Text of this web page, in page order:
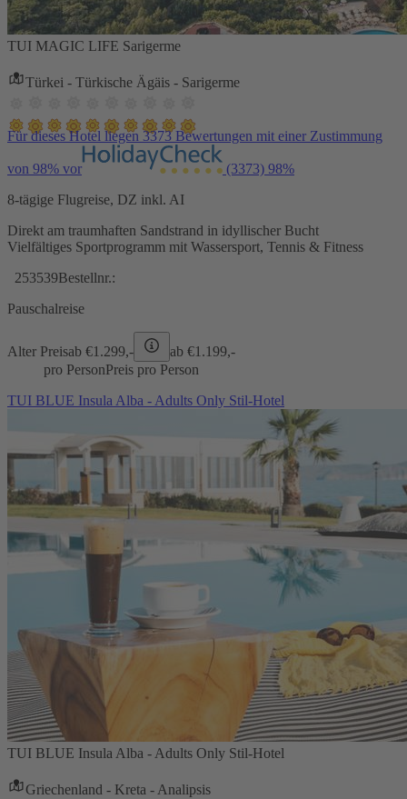
TUI MAGIC LIFE Sarigerme
Türkei - Türkische Ägäis - Sarigerme
Für dieses Hotel liegen 3373 Bewertungen mit einer Zustimmung
von 98% vor (3373) 98%
8-tägige Flugreise, DZ inkl. AI
Direkt am traumhaften Sandstrand in idyllischer Bucht
Vielfältiges Sportprogramm mit Wassersport, Tennis & Fitness
253539Bestellnr.:
Pauschalreise
Alter Preisab €1.299,- ab €1.199,-
pro PersonPreis pro Person
TUI BLUE Insula Alba - Adults Only Stil-Hotel
TUI BLUE Insula Alba - Adults Only Stil-Hotel
Griechenland - Kreta - Analipsis